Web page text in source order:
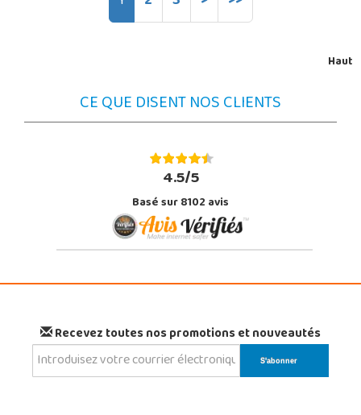
Haut
CE QUE DISENT NOS CLIENTS
4.5/5
Basé sur 8102 avis
Recevez toutes nos promotions et nouveautés